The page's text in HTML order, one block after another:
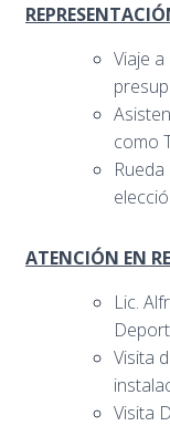
Viaje
como
ATENCIÓN EN
Lic.
Visita
Visita